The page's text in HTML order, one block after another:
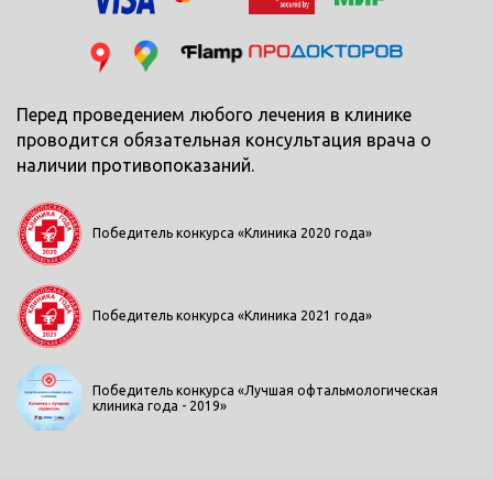
Перед проведением любого лечения в клинике
проводится обязательная консультация врача о
наличии противопоказаний.
Победитель конкурса «Клиника 2020 года»
Победитель конкурса «Клиника 2021 года»
Победитель конкурса «Лучшая офтальмологическая
клиника года - 2019»